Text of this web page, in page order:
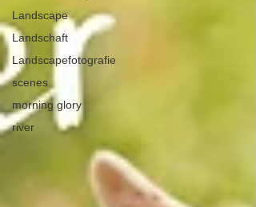
Landscape
Landschaft
Landscapefotografie
scenes
morning glory
river